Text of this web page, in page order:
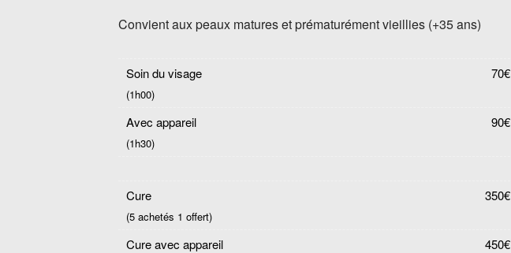
Convient aux peaux matures et prématurément vieillies (+35 ans)
Soin du visage 70€
(1h00)
Avec appareil 90€
(1h30)
Cure 350€
(5 achetés 1 offert)
Cure avec appareil 450€